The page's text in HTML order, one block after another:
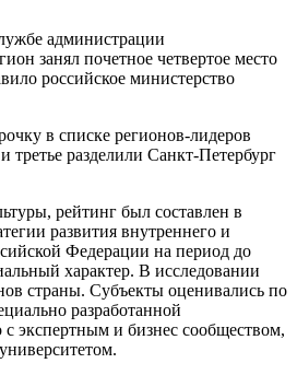
администрации
занял почетное четвертое место
российское министерство
в списке регионов-лидеров
третье разделили Санкт-Петербург
рейтинг был составлен в
развития внутреннего и
Федерации на период до
характер. В исследовании
страны. Субъекты оценивались по
разработанной
экспертным и бизнес сообществом,